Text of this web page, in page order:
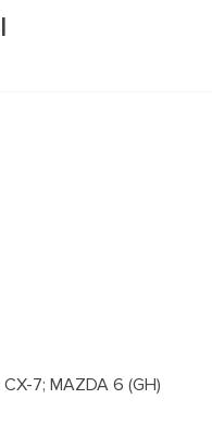
7; MAZDA 6 (GH)